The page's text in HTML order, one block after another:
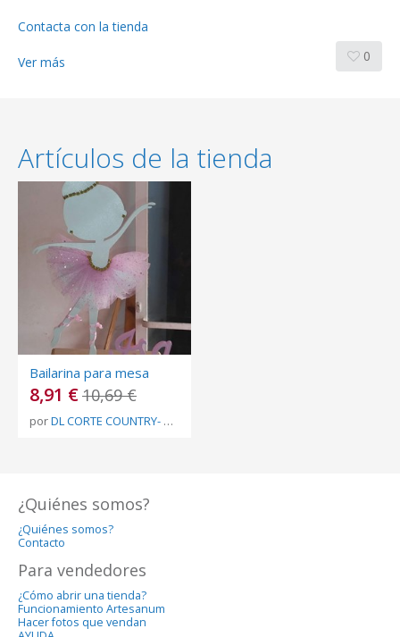
Contacta con la tienda
Ver más 0
Artículos de la tienda
Bailarina para mesa
8,91 €10,69 €
porDL CORTE COUNTRY- BY LILIANA CAÑIZARES
¿Quiénes somos?
¿Quiénes somos?
Contacto
Para vendedores
¿Cómo abrir una tienda?
Funcionamiento Artesanum
Hacer fotos que vendan